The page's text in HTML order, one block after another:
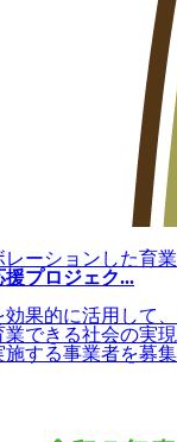
ーションした育
プロジェク...
果的に活用して
できる社会の実
する事業者を募集